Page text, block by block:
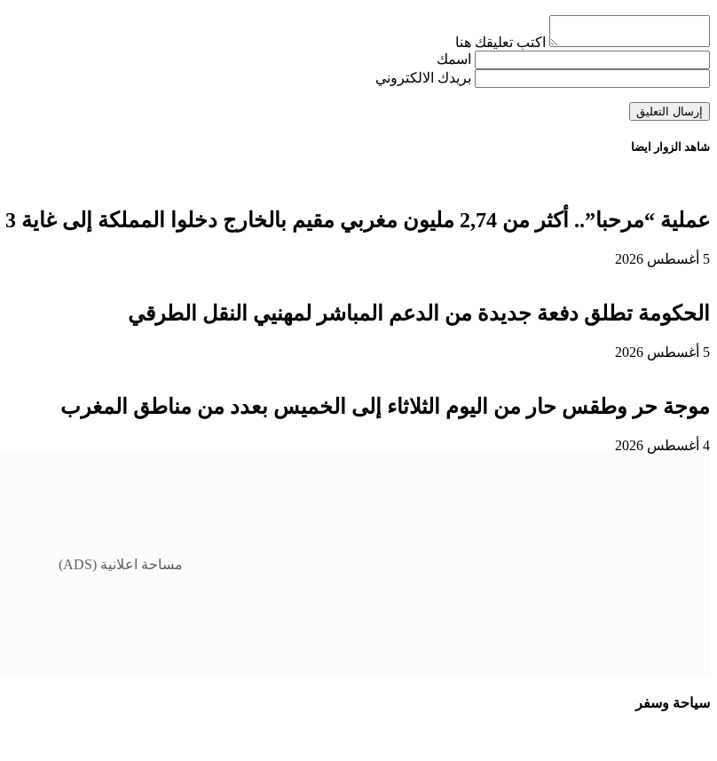
اكتب تعليقك هنا
اسمك
بريدك الالكتروني
شاهد الزوار ايضا
عملية “مرحبا”.. أكثر من 2,74 مليون مغربي مقيم بالخارج دخلوا المملكة إلى غاية 3 غشت
5 أغسطس 2026
الحكومة تطلق دفعة جديدة من الدعم المباشر لمهنيي النقل الطرقي
5 أغسطس 2026
موجة حر وطقس حار من اليوم الثلاثاء إلى الخميس بعدد من مناطق المغرب
4 أغسطس 2026
مساحة اعلانية (ADS)
سياحة وسفر